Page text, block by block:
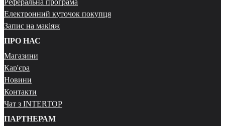
Електронний куточок покупця
Запис на макіяж
ПРО НАС
Магазини
Кар'єра
Новини
Контакти
Чат з INTERTOP
ПАРТНЕРАМ